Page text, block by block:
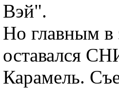
Вэй".
Но главным в
оставался
Карамель.